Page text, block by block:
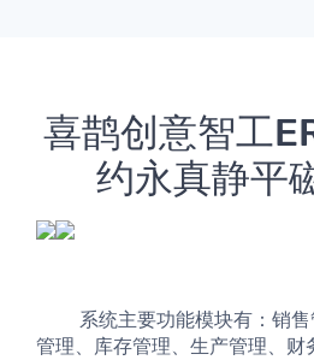
喜鹊创意智工
约永真静平
管理、库存管理、生产管理、财